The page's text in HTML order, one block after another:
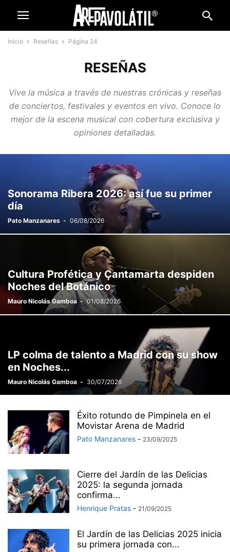
Inicio Reseñas Página 24
RESEÑAS
Vive la música a través de nuestras crónicas y reseñas
de conciertos, festivales y eventos en vivo. Conoce lo
mejor de la escena musical con cobertura exclusiva y
opiniones detalladas.
Sonorama Ribera 2026: así fue su primer
día
Pato Manzanares - 06/08/2026
Cultura Profética y Çantamarta despiden
Noches del Botánico
Mauro Nicolás Gamboa - 01/08/2026
LP colma de talento a Madrid con su show
en Noches...
Mauro Nicolás Gamboa - 30/07/2026
Éxito rotundo de Pimpinela en el
Movistar Arena de Madrid
Pato Manzanares - 23/09/2025
Cierre del Jardín de las Delicias
2025: la segunda jornada
confirma...
Henrique Pratas - 21/09/2025
El Jardín de las Delicias 2025 inicia
su primera jornada con...